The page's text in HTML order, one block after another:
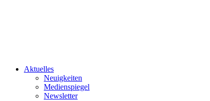
Aktuelles
Neuigkeiten
Medienspiegel
Newsletter